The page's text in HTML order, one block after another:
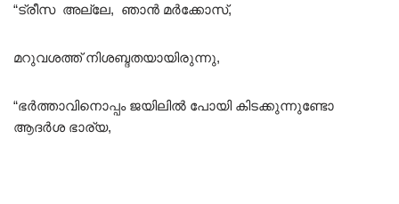
“ട്രീസ അല്ലേ, ഞാൻ മർക്കോസ്,
മറുവശത്ത് നിശബ്ദതയായിരുന്നു,
“ഭർത്താവിനൊപ്പം ജയിലിൽ പോയി കിടക്കുന്നുണ്ടോ
ആദർശ ഭാര്യ,